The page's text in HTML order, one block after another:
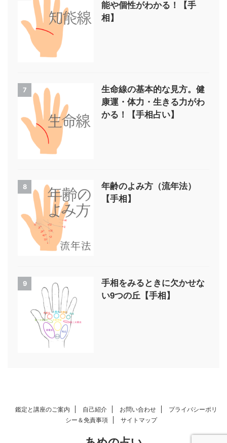
能や個性がわかる！【手
相】
7
生命線の基本的な見方。健
康運・体力・生きる力がわ
かる！【手相占い】
8
年齢のよみ方（流年法）
【手相】
9
手相をみるときに欠かせな
い9つの丘【手相】
鑑定と講座のご案内 自己紹介 お問い合わせ
プライバシーポリ
シー＆免責事項
サイトマップ